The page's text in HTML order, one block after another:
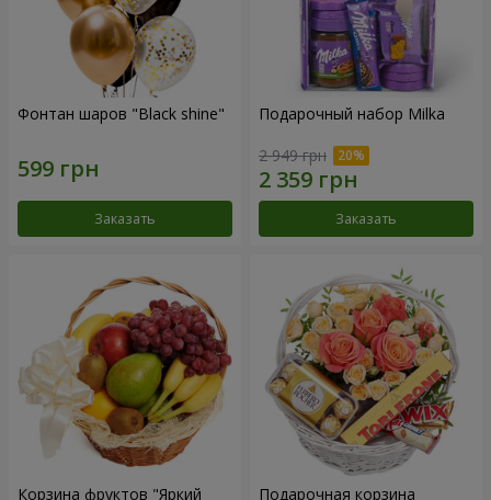
Фонтан шаров "Black shine"
Заказать
Подарочный набор Milka
2 949 грн
Заказать
Корзина фруктов "Яркий Подарочная корзина